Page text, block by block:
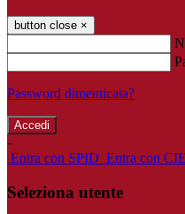
button close ×
Password dimenticata?
-
Entra con SPID Entra con CIE
Seleziona utente